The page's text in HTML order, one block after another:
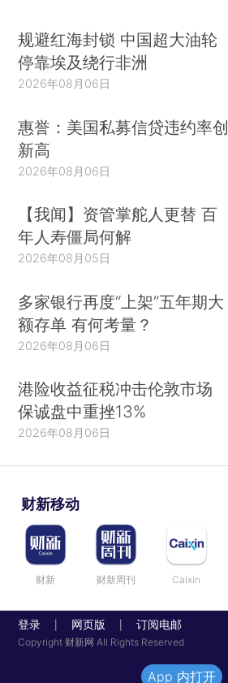
规避红海封锁 中国超大油轮
停靠埃及绕行非洲
2026年08月06日
惠誉：美国私募信贷违约率创
新高
2026年08月06日
【我闻】资管掌舵人更替 百
年人寿僵局何解
2026年08月05日
多家银行再度“上架”五年期大
额存单 有何考量？
2026年08月06日
港险收益征税冲击伦敦市场
保诚盘中重挫13%
2026年08月06日
财新移动
财新 财新周刊 Caixin
登录 网页版 订阅电邮
Copyright 财新网 All Rights Reserved
App 内打开